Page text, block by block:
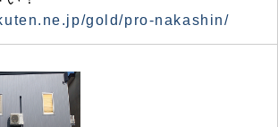
gold/pro-nakashin/